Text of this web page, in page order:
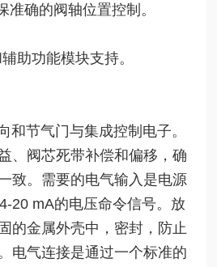
准确的阀轴位置控制。
助功能模块支持。
节气门与集成控制电子。
、阀芯死带补偿和偏移，确
致。需要的电气输入是电源
20 mA的电压命令信号。放
的金属外壳中，密封，防止
电气连接是通过一个标准的